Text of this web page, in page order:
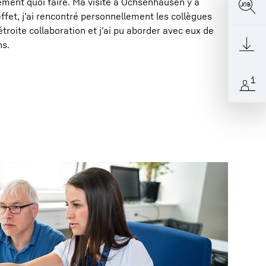
j’ai rencontré personnellement les collègues
collaboration et j’ai pu aborder avec eux de